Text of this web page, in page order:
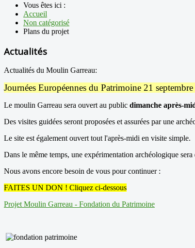
Vous êtes ici :
Accueil
Non catégorisé
Plans du projet
Actualités
Actualités du Moulin Garreau:
Journées Européennes du Patrimoine 21
Le moulin Garreau sera ouvert au public dimanche après-
Des visites guidées seront proposées et assurées par une
Le site est également ouvert tout l'après-midi en visite simple.
Dans le même temps, une expérimentation archéologique
Nous avons encore besoin de vous pour continuer :
FAITES UN DON ! Cliquez ci-dessous
Projet Moulin Garreau - Fondation du Patrimoine